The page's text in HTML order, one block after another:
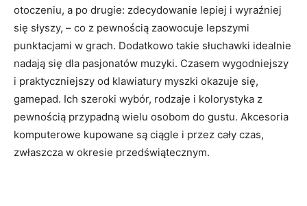
otoczeniu, a po drugie: zdecydowanie lepiej i wyraźniej
się słyszy, – co z pewnością zaowocuje lepszymi
punktacjami w grach. Dodatkowo takie słuchawki idealnie
nadają się dla pasjonatów muzyki. Czasem wygodniejszy
i praktyczniejszy od klawiatury myszki okazuje się,
gamepad. Ich szeroki wybór, rodzaje i kolorystyka z
pewnością przypadną wielu osobom do gustu. Akcesoria
komputerowe kupowane są ciągle i przez cały czas,
zwłaszcza w okresie przedświątecznym.